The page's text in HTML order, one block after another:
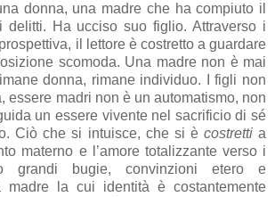
donna, una madre che ha compiuto il
delitti. Ha ucciso suo figlio. Attraverso i
il lettore è costretto a guardare
scomoda. Una madre non è mai
donna, rimane individuo. I figli non
essere madri non è un automatismo, non
un essere vivente nel sacrificio di sé
Ciò che si intuisce, che si è costrettia
materno e l’amore totalizzante verso i
grandi bugie, convinzioni etero e
madre la cui identità è costantemente